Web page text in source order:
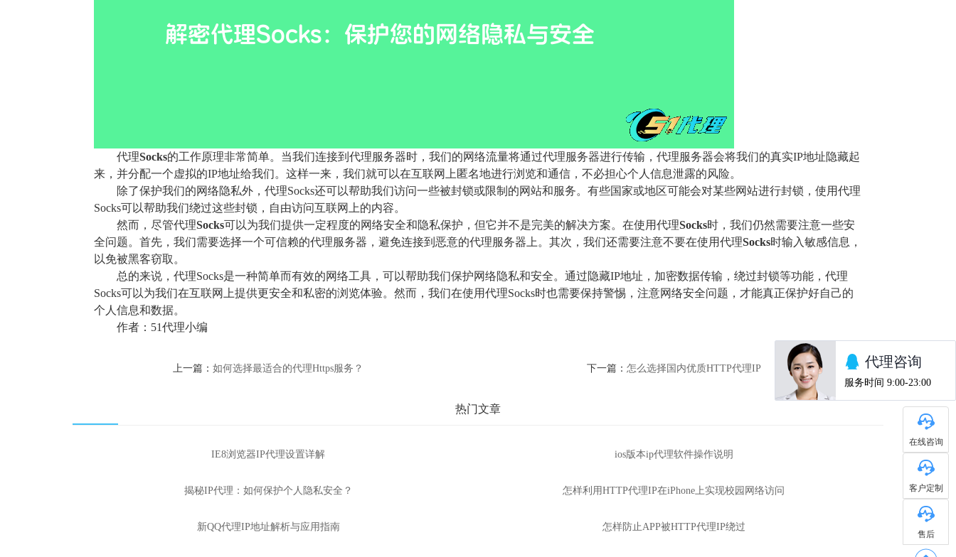
代理Socks的工作原理非常简单。当我们连接到代理服务器时，我们的网络流量将通过代理服务器进行传输，代理服务器会将我们的真实IP地址隐藏起
来，并分配一个虚拟的IP地址给我们。这样一来，我们就可以在互联网上匿名地进行浏览和通信，不必担心个人信息泄露的风险。
除了保护我们的网络隐私外，代理Socks还可以帮助我们访问一些被封锁或限制的网站和服务。有些国家或地区可能会对某些网站进行封锁，使用代理
Socks可以帮助我们绕过这些封锁，自由访问互联网上的内容。
然而，尽管代理Socks可以为我们提供一定程度的网络安全和隐私保护，但它并不是完美的解决方案。在使用代理Socks时，我们仍然需要注意一些安
全问题。首先，我们需要选择一个可信赖的代理服务器，避免连接到恶意的代理服务器上。其次，我们还需要注意不要在使用代理Socks时输入敏感信息，
以免被黑客窃取。
总的来说，代理Socks是一种简单而有效的网络工具，可以帮助我们保护网络隐私和安全。通过隐藏IP地址，加密数据传输，绕过封锁等功能，代理
Socks可以为我们在互联网上提供更安全和私密的浏览体验。然而，我们在使用代理Socks时也需要保持警惕，注意网络安全问题，才能真正保护好自己的
个人信息和数据。
作者：51代理小编
上一篇： 如何选择最适合的代理Https服务？ 下一篇： 怎么选择国内优质HTTP代理IP
热门文章
IE8浏览器IP代理设置详解 ios版本ip代理软件操作说明
揭秘IP代理：如何保护个人隐私安全？ 怎样利用HTTP代理IP在iPhone上实现校园网络访问
新QQ代理IP地址解析与应用指南 怎样防止APP被HTTP代理IP绕过
在线咨询
客户定制
售后